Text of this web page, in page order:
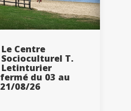
Le Centre
Socioculturel T.
Letinturier
fermé du 03 au
21/08/26